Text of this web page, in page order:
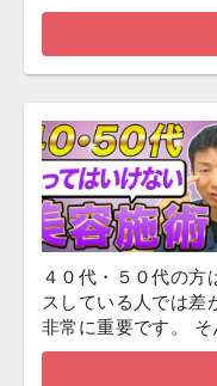
４０代・５０代の方
スしている人では差
非常に重要です。